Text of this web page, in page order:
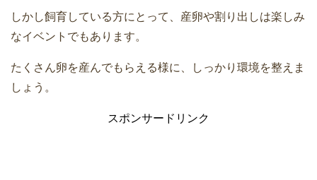
しかし飼育している方にとって、産卵や割り出しは楽しみ
なイベントでもあります。
たくさん卵を産んでもらえる様に、しっかり環境を整えま
しょう。
スポンサードリンク